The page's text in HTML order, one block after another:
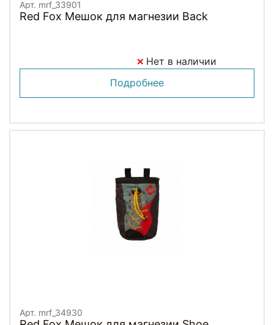
Арт. mrf_33901
Red Fox Мешок для магнезии Back
Нет в наличии
Подробнее
Арт. mrf_34930